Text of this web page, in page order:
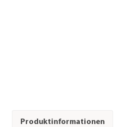
Produktinformationen